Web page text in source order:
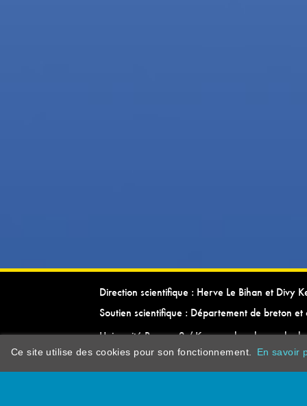
Direction scientifique : Herve Le Bihan et Divy
Soutien scientifique : Département de breton et
Université Rennes 2 / Kevrenn brezhoneg ha
Ce site utilise des cookies pour son fonctionnement. En savoir